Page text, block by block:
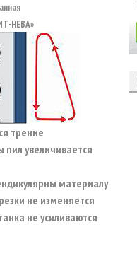
НЕВА»
трение
пил увеличивается
материалу
не изменяется
не усиливаются